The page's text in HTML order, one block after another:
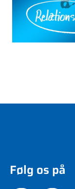
Følg os på